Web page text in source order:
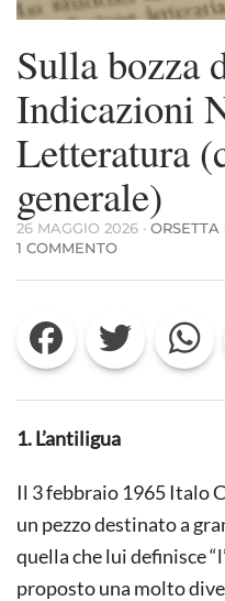
Sulla bozza
Indicazioni
Letteratura
generale)
26 MAGGIO 2026 ·
1 COMMENTOSU
BOZZA
“NUOVE”
INDICAZIONI
NAZIONALI
LETTERATURA
UNA
GENERALE)
Facebook Twitter
1. L’antiligua
Il 3 febbraio 1965 Italo
un pezzo destinato a
quella che lui definisce
proposto una molto